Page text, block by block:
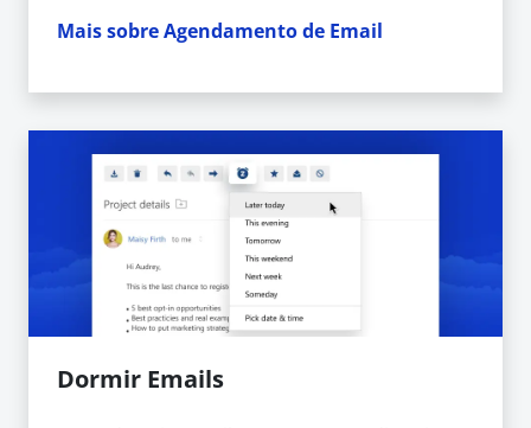
Mais sobre Agendamento de Email
Dormir Emails